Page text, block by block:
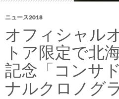
ー
ル
ダ
ー
自
動
販
ニュース2018
オフィシャル
トア限定で北
記念「コンサ
ナルクロノグ